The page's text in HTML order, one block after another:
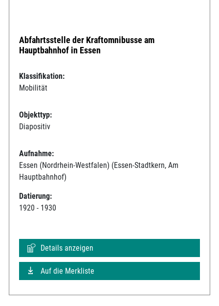
Abfahrtsstelle der Kraftomnibusse am
Hauptbahnhof in Essen
Klassifikation:
Mobilität
Objekttyp:
Diapositiv
Aufnahme:
Essen (Nordrhein-Westfalen) (Essen-Stadtkern, Am
Hauptbahnhof)
Datierung:
1920 - 1930
Details anzeigen
Auf die Merkliste